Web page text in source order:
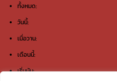
ทั้งหมด:
วันนี้:
เมื่อวาน:
เดือนนี้:
เริ่มนับ: